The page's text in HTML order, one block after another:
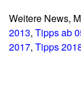
Weitere News,
2013, Tipps ab
2017, Tipps